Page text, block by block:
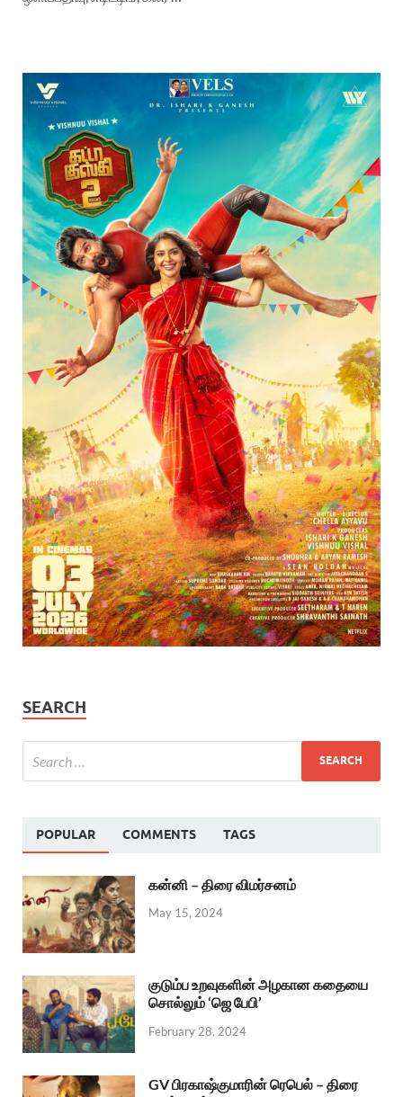
SEARCH
POPULAR COMMENTS TAGS
கன்னி – திரை விமர்சனம்
May 15, 2024
குடும்ப உறவுகளின் அழகான கதையை
சொல்லும் ‘ஜெ பேபி’
February 28, 2024
GV பிரகாஷ்குமாரின் ரெபெல் – திரை